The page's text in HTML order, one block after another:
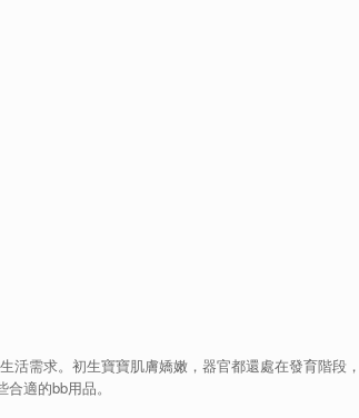
活需求。初生寶寶肌膚嬌嫩，器官都還處在發育階段
適的bb用品。